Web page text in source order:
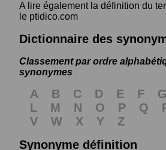
A lire également la définition du
le ptidico.com
Dictionnaire des
Classement par ordre
synonymes
A B C D E F G
L
M N O P Q
V
W X Y
Z
Synonyme définition